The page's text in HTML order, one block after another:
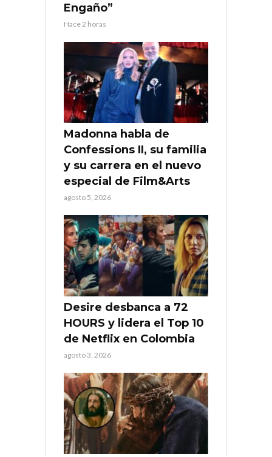
Engaño”
Hace 2 horas
Madonna habla de
Confessions II, su familia
y su carrera en el nuevo
especial de Film&Arts
agosto 5, 2026
Desire desbanca a 72
HOURS y lidera el Top 10
de Netflix en Colombia
agosto 3, 2026